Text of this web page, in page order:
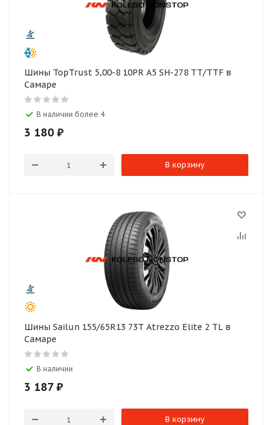
Шины TopTrust 5,00-8 10PR A5 SH-278 TT/TTF в
Самаре
В наличии более 4
3 180 ₽
В корзину
Шины Sailun 155/65R13 73T Atrezzo Elite 2 TL в
Самаре
В наличии
3 187 ₽
В корзину